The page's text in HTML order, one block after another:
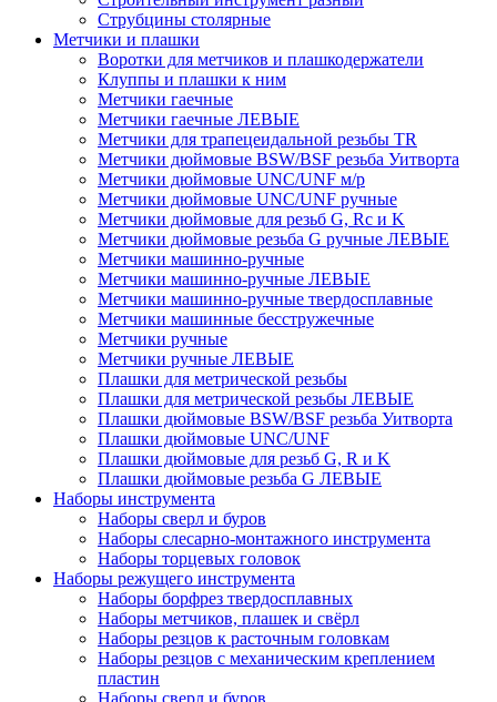
Струбцины столярные
Метчики и плашки
Воротки для метчиков и плашкодержатели
Клуппы и плашки к ним
Метчики гаечные
Метчики гаечные ЛЕВЫЕ
Метчики для трапецеидальной резьбы TR
Метчики дюймовые BSW/BSF резьба Уитворта
Метчики дюймовые UNC/UNF м/р
Метчики дюймовые UNC/UNF ручные
Метчики дюймовые для резьб G, Rc и K
Метчики дюймовые резьба G ручные ЛЕВЫЕ
Метчики машинно-ручные
Метчики машинно-ручные ЛЕВЫЕ
Метчики машинно-ручные твердосплавные
Метчики машинные бесстружечные
Метчики ручные
Метчики ручные ЛЕВЫЕ
Плашки для метрической резьбы
Плашки для метрической резьбы ЛЕВЫЕ
Плашки дюймовые BSW/BSF резьба Уитворта
Плашки дюймовые UNC/UNF
Плашки дюймовые для резьб G, R и K
Плашки дюймовые резьба G ЛЕВЫЕ
Наборы инструмента
Наборы сверл и буров
Наборы слесарно-монтажного инструмента
Наборы торцевых головок
Наборы режущего инструмента
Наборы борфрез твердосплавных
Наборы метчиков, плашек и свёрл
Наборы резцов к расточным головкам
Наборы резцов с механическим креплением
пластин
Наборы сверл и буров